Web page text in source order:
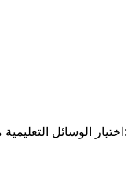
اختيار الوسائل التعليمية من متجر فاميليا لا يقتصر على كونها أدوات للترفيه فقط، بل تمتد فوائدها لتشمل جوانب متعددة من نمو الطفل، ومن أهم الفوائد: